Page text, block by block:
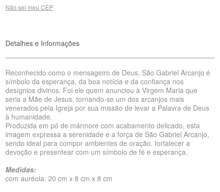
Não sei meu CEP
Detalhes e Informações
Reconhecido como o mensageiro de Deus, São Gabriel Arcanjo é
símbolo da esperança, da boa notícia e da confiança nos
desígnios divinos. Foi ele quem anunciou à Virgem Maria que
seria a Mãe de Jesus, tornando-se um dos arcanjos mais
venerados pela Igreja por sua missão de levar a Palavra de Deus
à humanidade.
Produzida em pó de mármore com acabamento delicado, esta
imagem expressa a serenidade e a força de São Gabriel Arcanjo,
sendo ideal para compor ambientes de oração, fortalecer a
devoção e presentear com um símbolo de fé e esperança.
Medidas:
com auréola: 20 cm x 8 cm x 8 cm